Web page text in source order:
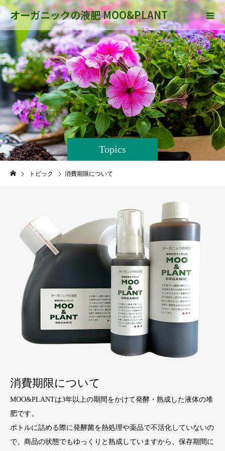
オーガニックの液肥 MOO&PLANT
Topics
トピック 消費期限について
消費期限について
MOO&PLANTは3年以上の期間をかけて発酵・熟成した液体の堆
肥です。
ボトルに詰める際に発酵菌を熱処理や薬品で不活化していないの
で、商品の状態でもゆっくりと熟成していますから、保存期間に